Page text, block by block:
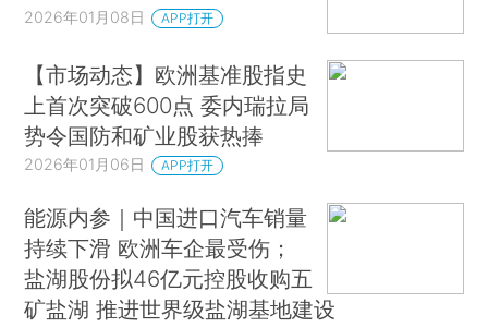
2026年01月08日 APP打开
【市场动态】欧洲基准股指史
上首次突破600点 委内瑞拉局
势令国防和矿业股获热捧
2026年01月06日 APP打开
能源内参｜中国进口汽车销量
持续下滑 欧洲车企最受伤；
盐湖股份拟46亿元控股收购五
矿盐湖 推进世界级盐湖基地建设